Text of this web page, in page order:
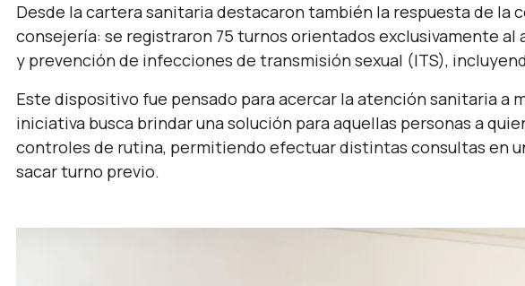
Desde la cartera sanitaria destacaron también la respuesta de la
consejería: se registraron 75 turnos orientados exclusivamente al
y prevención de infecciones de transmisión sexual (ITS),
Este dispositivo fue pensado para acercar la atención sanitaria a
iniciativa busca brindar una solución para aquellas personas a
controles de rutina, permitiendo efectuar distintas consultas en
sacar turno previo.